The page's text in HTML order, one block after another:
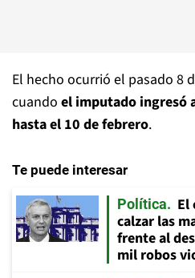
El hecho ocurrió el pasado 8
cuando el imputado ingresó
hasta el 10 de febrero.
Te puede interesar
Política
El
calzar las
frente al
mil robos